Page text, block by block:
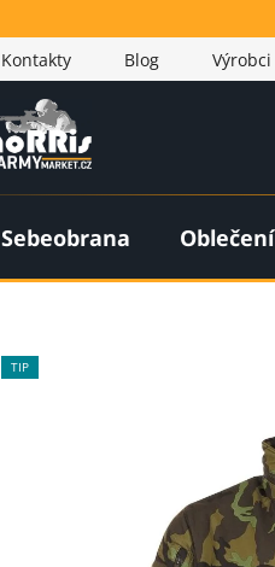
Kontakty
Blog Výrobci
Sebeobrana Oblečení
TIP